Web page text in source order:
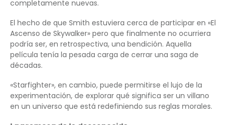
completamente nuevas.
El hecho de que Smith estuviera cerca de participar en «El
Ascenso de Skywalker» pero que finalmente no ocurriera
podría ser, en retrospectiva, una bendición. Aquella
película tenía la pesada carga de cerrar una saga de
décadas.
«Starfighter», en cambio, puede permitirse el lujo de la
experimentación, de explorar qué significa ser un villano
en un universo que está redefiniendo sus reglas morales.